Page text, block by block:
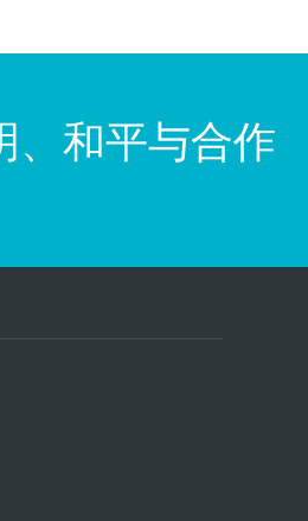
、和平与合作